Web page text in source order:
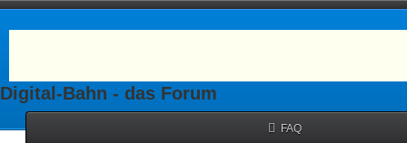
Digital-Bahn - das Forum
FAQ